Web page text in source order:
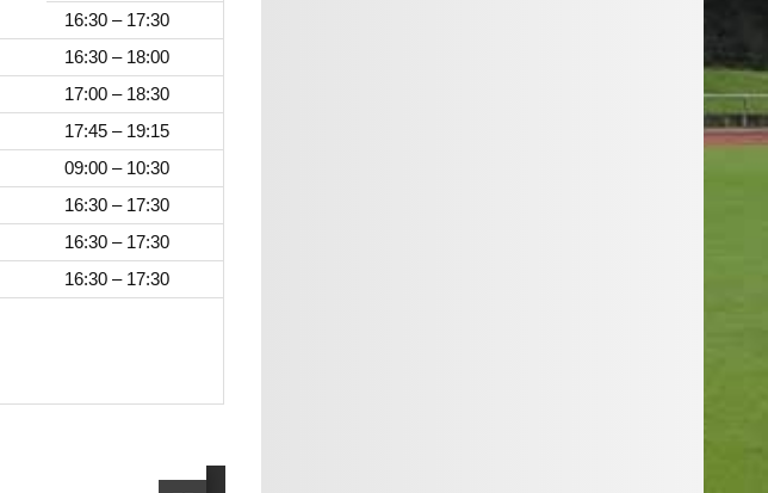
16:30 – 17:30
16:30 – 18:00
17:00 – 18:30
17:45 – 19:15
09:00 – 10:30
16:30 – 17:30
16:30 – 17:30
16:30 – 17:30